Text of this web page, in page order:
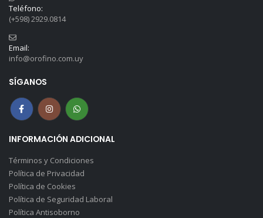
Teléfono:
(+598) 2929.0814
Email:
info@orofino.com.uy
SÍGANOS
INFORMACIÓN ADICIONAL
Términos y Condiciones
Política de Privacidad
Política de Cookies
Política de Seguridad Laboral
Política Antisoborno